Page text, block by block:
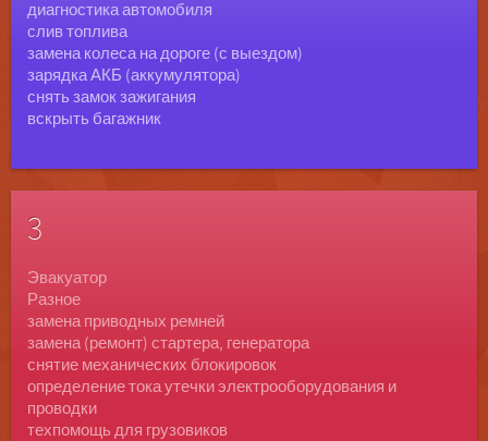
диагностика автомобиля
слив топлива
замена колеса на дороге (с выездом)
зарядка АКБ (аккумулятора)
снять замок зажигания
вскрыть багажник
3
Эвакуатор
Разное
замена приводных ремней
замена (ремонт) стартера, генератора
снятие механических блокировок
определение тока утечки электрооборудования и
проводки
техпомощь для грузовиков